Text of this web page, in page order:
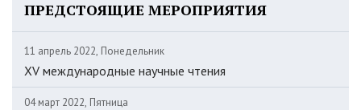
ПРЕДСТОЯЩИЕ МЕРОПРИЯТИЯ
11 апрель 2022, Понедельник
XV международные научные чтения
04 март 2022, Пятница